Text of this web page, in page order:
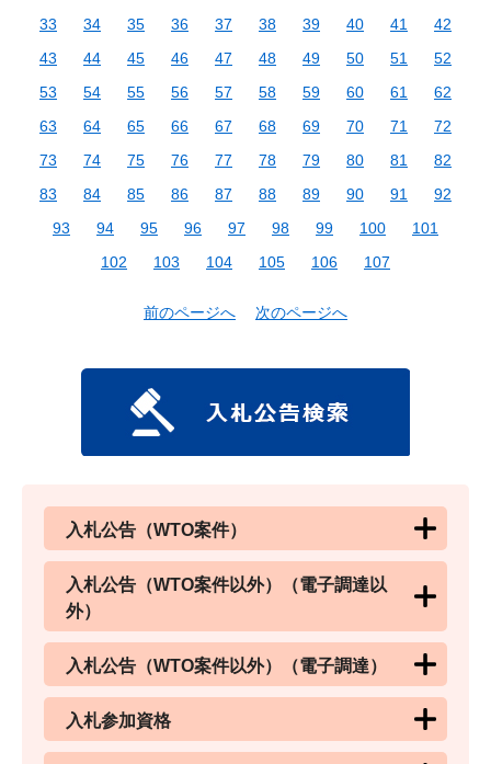
33
34 35 36 37 38 39 40 41
42
43
44 45 46 47 48 49 50 51
52
53
54 55 56 57 58 59 60 61
62
63
64 65 66 67 68 69 70 71
72
73
74 75 76 77 78 79 80 81
82
83
84 85 86 87 88 89 90 91
92
93
94 95 96 97 98 99 100
101
102
103 104 105 106 107
前のページへ 次のページへ
入札公告（WTO案件）
入札公告（WTO案件以外）（電子調達以
外）
入札公告（WTO案件以外）（電子調達）
入札参加資格